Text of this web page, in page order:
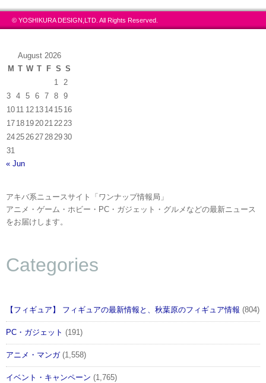
© YOSHIKURA DESIGN,LTD. All Rights Reserved.
August 2026
M T W T F S S
1
2
3
4 5 6 7 8
9
10 11 12 13 14 15 16
17 18 19 20 21 22 23
24 25 26 27 28 2930
31
« Jun
アキバ系ニュースサイト「ワンナップ情報局」
アニメ・ゲーム・ホビー・PC・ガジェット・グルメなどの最新ニュース
をお届けします。
Categories
【フィギュア】 フィギュアの最新情報と、秋葉原のフィギュア情報 (804)
PC・ガジェット (191)
アニメ・マンガ(1,558)
イベント・キャンペーン (1,765)